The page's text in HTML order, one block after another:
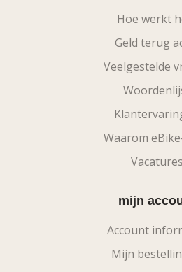
Hoe werkt
Geld terug
Veelgestelde
Waarom
Vacatures
mijn
Account
Mijn